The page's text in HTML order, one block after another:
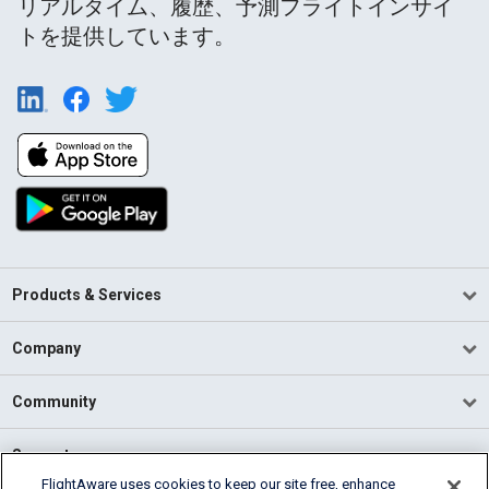
リアルタイム、履歴、予測フライトインサイ
トを提供しています。
Products & Services
Company
Community
Support
FlightAware uses cookies to keep our site free, enhance